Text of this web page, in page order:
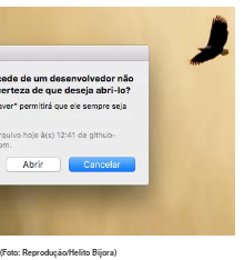
Reprodução/Helito Bijora)